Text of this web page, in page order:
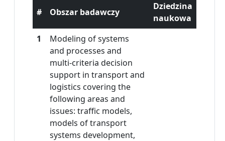
# Obszar badawczy
Dziedzina
naukowa
1
Modeling of systems
and processes and
multi-criteria decision
support in transport and
logistics covering the
following areas and
issues: traffic models,
models of transport
systems development,